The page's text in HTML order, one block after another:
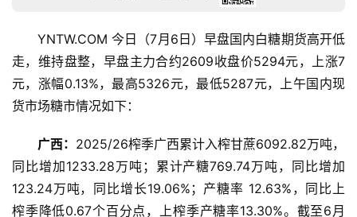
YNTW.COM 今日（7月6日）早盘国内白糖期货高开低
走，维持盘整，早盘主力合约2609收盘价5294元，上涨7
元，涨幅0.13%，最高5326元，最低5287元，上午国内现
货市场糖市情况如下：
广西： 2025/26榨季广西累计入榨甘蔗6092.82万吨，
同比增加1233.28万吨；累计产糖769.74万吨，同比增加
123.24万吨，同比增长19.06%；产糖率 12.63%，同比上
榨季降低0.67个百分点，上榨季产糖率13.30%。截至6月